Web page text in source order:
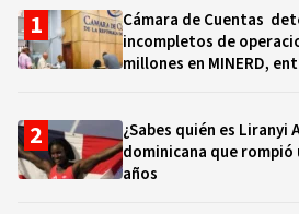
Cámara de Cuentas
incompletos de
millones en MINERD,
¿Sabes quién es Liranyi
dominicana que rompió
años